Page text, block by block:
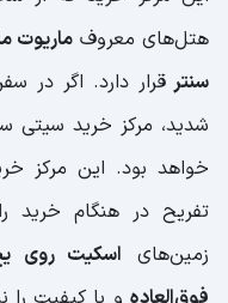
هتل‌های معروفماریوت
سنتر قرار دارد. اگر در
شدید، مرکز خرید سیتی
خواهد بود. این مرکز
تفریح در هنگام خرید
زمین‌های اسکیت روی